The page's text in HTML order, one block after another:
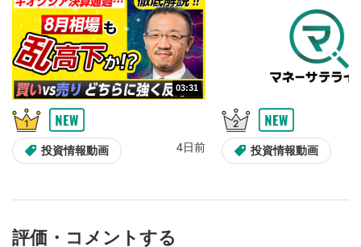
4
10秒戻し/10秒送り
10秒、動画を巻き戻し/早送りします。
5
シークバー
再生位置を示しています。再生したい位置をクリック
するとその位置から動画が再生されます。
6
画質/再生速度の設定
画質の選択/再生速度の変更ができます。
03:31
投資情報動画 4日前 投資情報動画
評価・コメントする